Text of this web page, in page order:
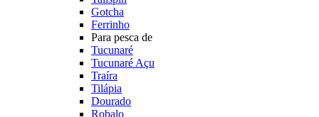
Gotcha
Ferrinho
Para pesca de
Tucunaré
Tucunaré Açu
Traíra
Tilápia
Dourado
Robalo